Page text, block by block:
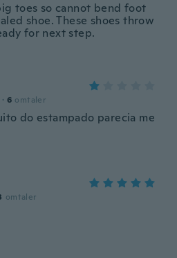
toes so cannot bend foot
shoe. These shoes throw
for next step.
· 6 omtaler
do estampado parecia me
omtaler